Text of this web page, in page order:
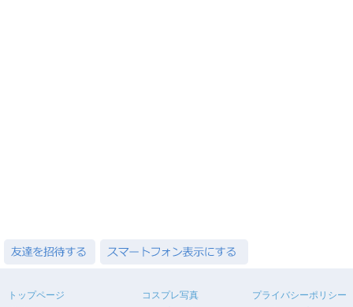
トップページ
コスプレ写真
プライバシーポリシー